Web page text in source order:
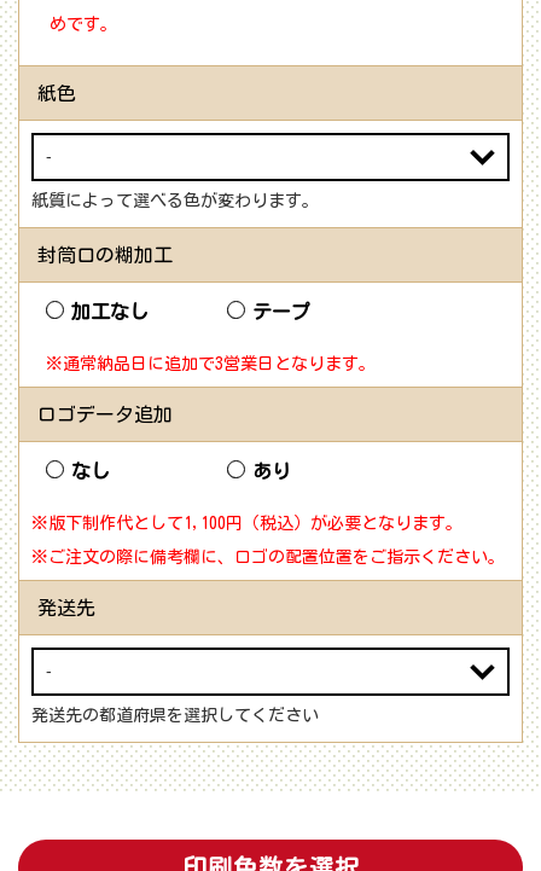
めです。
紙色
紙質によって選べる色が変わります。
封筒口の糊加工
加工なし テープ
※通常納品日に追加で3営業日となります。
ロゴデータ追加
なし あり
※版下制作代として1,100円（税込）が必要となります。
※ご注文の際に備考欄に、ロゴの配置位置をご指示ください。
発送先
発送先の都道府県を選択してください